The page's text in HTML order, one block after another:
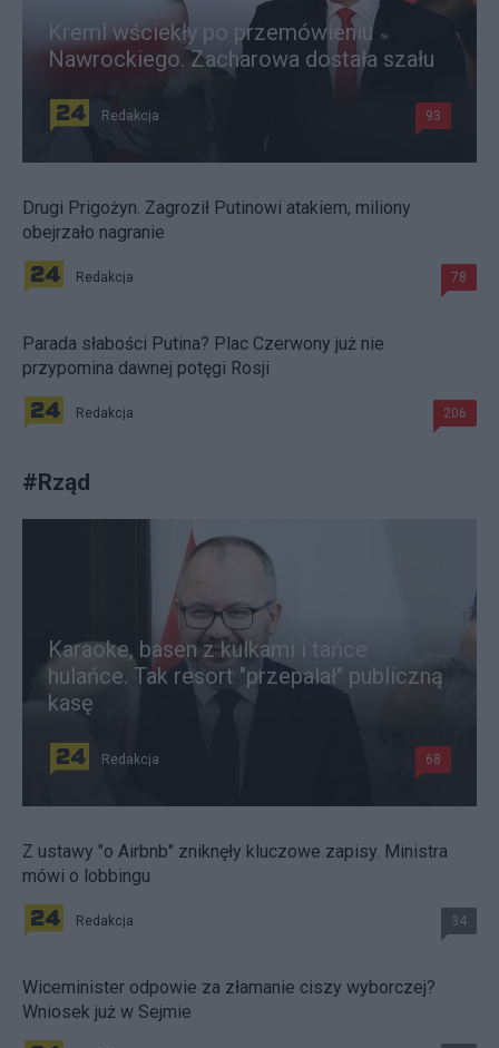
Kreml wściekły po przemówieniu
Nawrockiego. Zacharowa dostała szału
Redakcja 93
Drugi Prigożyn. Zagroził Putinowi atakiem, miliony
obejrzało nagranie
Redakcja 78
Parada słabości Putina? Plac Czerwony już nie
przypomina dawnej potęgi Rosji
Redakcja 206
#Rząd
Karaoke, basen z kulkami i tańce
hulańce. Tak resort "przepalał" publiczną
kasę
Redakcja 68
Z ustawy "o Airbnb" zniknęły kluczowe zapisy. Ministra
mówi o lobbingu
Redakcja 34
Wiceminister odpowie za złamanie ciszy wyborczej?
Wniosek już w Sejmie